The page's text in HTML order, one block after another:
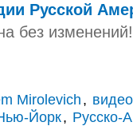
Русской
без изменений!
Mirolevich,
Йорк, Русско-